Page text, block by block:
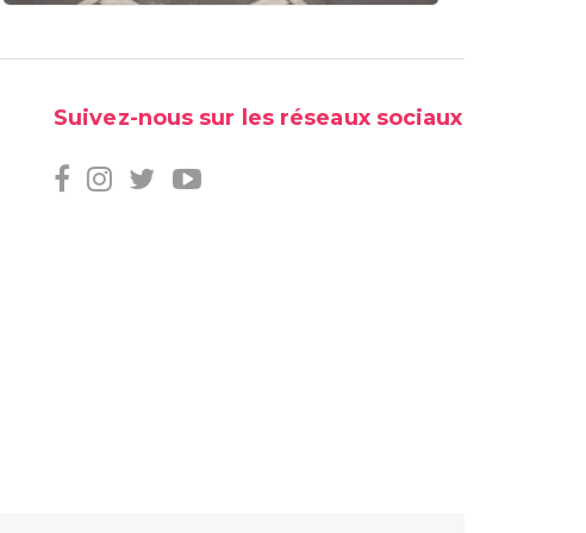
Suivez-nous sur les réseaux sociaux